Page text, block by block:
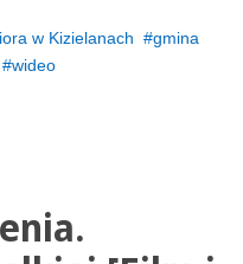
w Kizielanach
gmina
wideo